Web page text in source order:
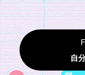
自